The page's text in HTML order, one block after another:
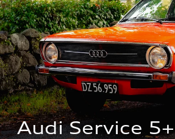
Audi Service 5+